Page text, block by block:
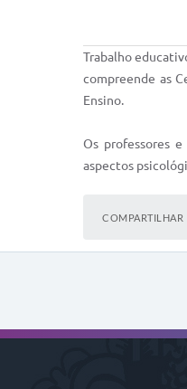
Trabalho
compreende as
Ensino.
Os professores
aspectos
COMPARTILHAR